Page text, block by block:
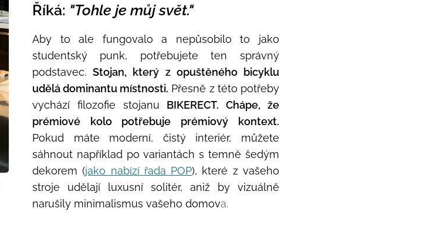
Říká: "Tohle je můj svět."
Aby to ale fungovalo a nepůsobilo to jako
studentský punk, potřebujete ten správný
podstavec.Stojan, který z opuštěného bicyklu
udělá dominantu místnosti. Přesně z této potřeby
vychází filozofie stojanu BIKERECT. Chápe, že
prémiové kolo potřebuje prémiový kontext.
Pokud máte moderní, čistý interiér, můžete
sáhnout například po variantách s temně šedým
dekorem (jako nabízí řada POP), které z vašeho
stroje udělají luxusní solitér, aniž by vizuálně
narušily minimalismus vašeho domova.